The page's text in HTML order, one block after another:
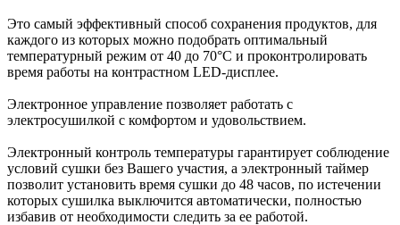
Это самый эффективный способ сохранения продуктов, для
каждого из которых можно подобрать оптимальный
температурный режим от 40 до 70°C и проконтролировать
время работы на контрастном LED-дисплее.
Электронное управление позволяет работать с
электросушилкой с комфортом и удовольствием.
Электронный контроль температуры гарантирует соблюдение
условий сушки без Вашего участия, а электронный таймер
позволит установить время сушки до 48 часов, по истечении
которых сушилка выключится автоматически, полностью
избавив от необходимости следить за ее работой.